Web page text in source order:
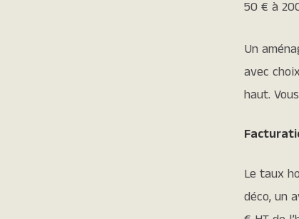
50 € à
Un
avec
haut.
Le taux
déco, un